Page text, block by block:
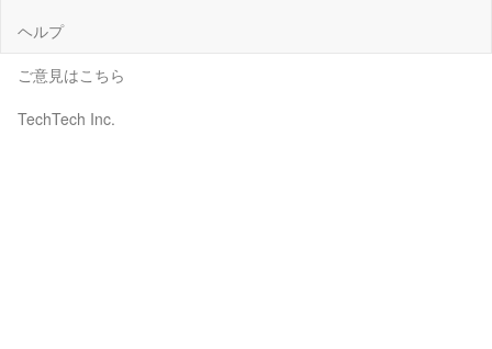
ヘルプ
ご意見はこちら
TechTech Inc.